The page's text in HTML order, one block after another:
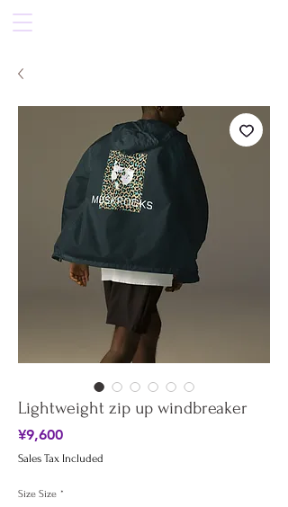
Lightweight zip up windbreaker
¥9,600Price
Sales Tax Included
Size Size *